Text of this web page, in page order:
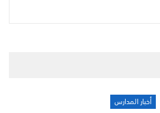
أخبار المدارس